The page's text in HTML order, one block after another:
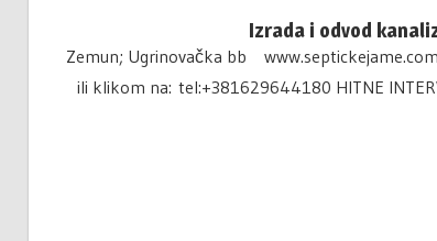
Izrada i odvod
Zemun; Ugrinovačka bb
ili klikom na: tel:+381629644180 HITNE